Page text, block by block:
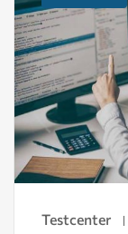
Testcenter